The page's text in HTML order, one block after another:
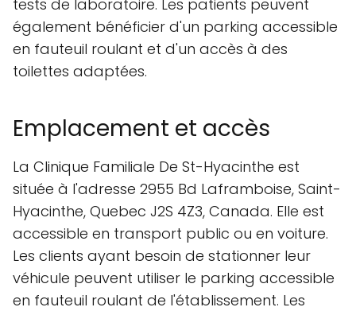
tests de laboratoire. Les patients peuvent
également bénéficier d'un parking accessible
en fauteuil roulant et d'un accès à des
toilettes adaptées.
Emplacement et accès
La Clinique Familiale De St-Hyacinthe est
située à l'adresse 2955 Bd Laframboise, Saint-
Hyacinthe, Quebec J2S 4Z3, Canada. Elle est
accessible en transport public ou en voiture.
Les clients ayant besoin de stationner leur
véhicule peuvent utiliser le parking accessible
en fauteuil roulant de l'établissement. Les